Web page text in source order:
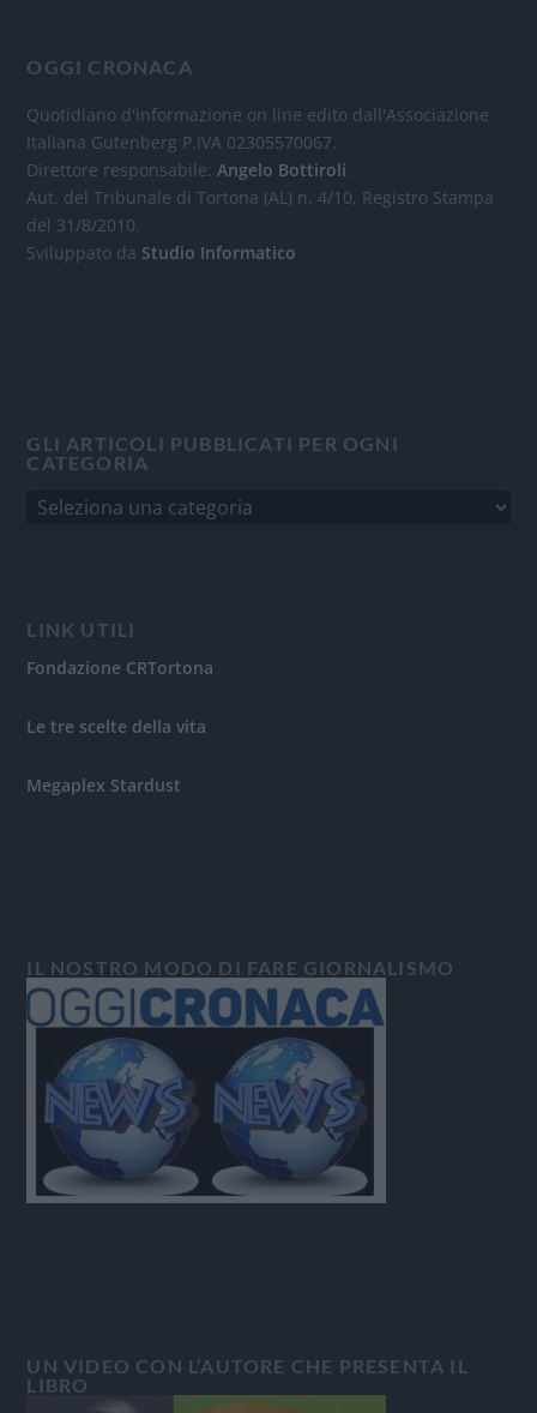
OGGI CRONACA
Quotidiano d'informazione on line edito dall'Associazione
Italiana Gutenberg P.IVA 02305570067.
Direttore responsabile:Angelo Bottiroli
Aut. del Tribunale di Tortona (AL) n. 4/10, Registro Stampa
del 31/8/2010.
Sviluppato da Studio Informatico
GLI ARTICOLI PUBBLICATI PER OGNI
CATEGORIA
LINK UTILI
Fondazione CRTortona
Le tre scelte della vita
Megaplex Stardust
IL NOSTRO MODO DI FARE GIORNALISMO
UN VIDEO CON L’AUTORE CHE PRESENTA IL
LIBRO